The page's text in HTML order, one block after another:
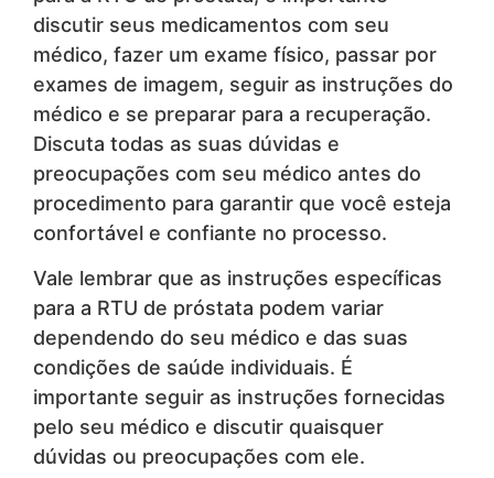
discutir seus medicamentos com seu
médico, fazer um exame físico, passar por
exames de imagem, seguir as instruções do
médico e se preparar para a recuperação.
Discuta todas as suas dúvidas e
preocupações com seu médico antes do
procedimento para garantir que você esteja
confortável e confiante no processo.
Vale lembrar que as instruções específicas
para a RTU de próstata podem variar
dependendo do seu médico e das suas
condições de saúde individuais. É
importante seguir as instruções fornecidas
pelo seu médico e discutir quaisquer
dúvidas ou preocupações com ele.